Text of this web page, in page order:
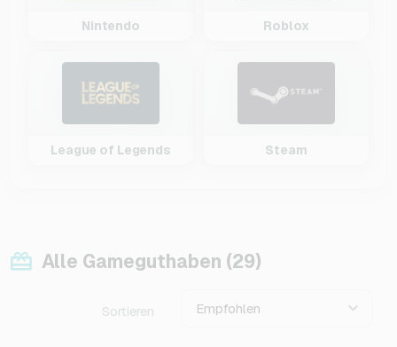
Nintendo Roblox
League of Legends Steam
Alle Gameguthaben (29)
Sortieren Empfohlen